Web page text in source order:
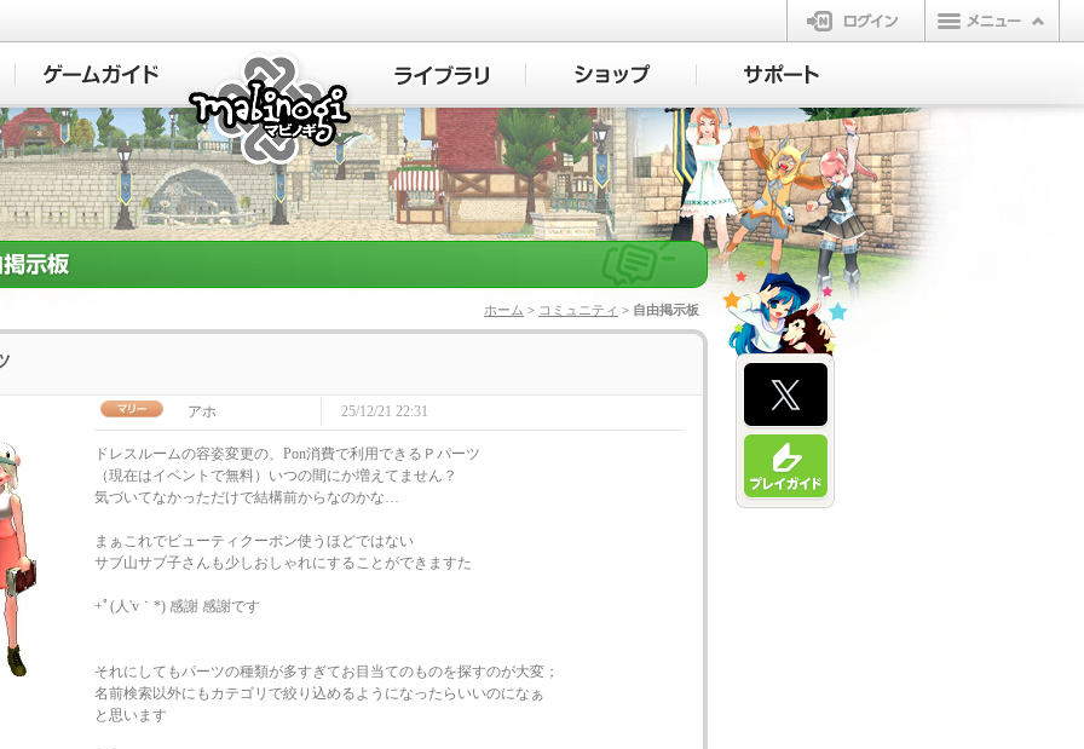
ログイン
マビノギ
ホーム > コミュニティ > 自由掲示板
アホ 25/12/21 22:31
ドレスルームの容姿変更の、Pon消費で利用できるＰパーツ
（現在はイベントで無料）いつの間にか増えてません？
気づいてなかっただけで結構前からなのかな…
まぁこれでビューティクーポン使うほどではない
サブ山サブ子さんも少しおしゃれにすることができますた
+ﾟ(人'v｀*) 感謝 感謝です
それにしてもパーツの種類が多すぎてお目当てのものを探すのが大変；
名前検索以外にもカテゴリで絞り込めるようになったらいいのになぁ
と思います